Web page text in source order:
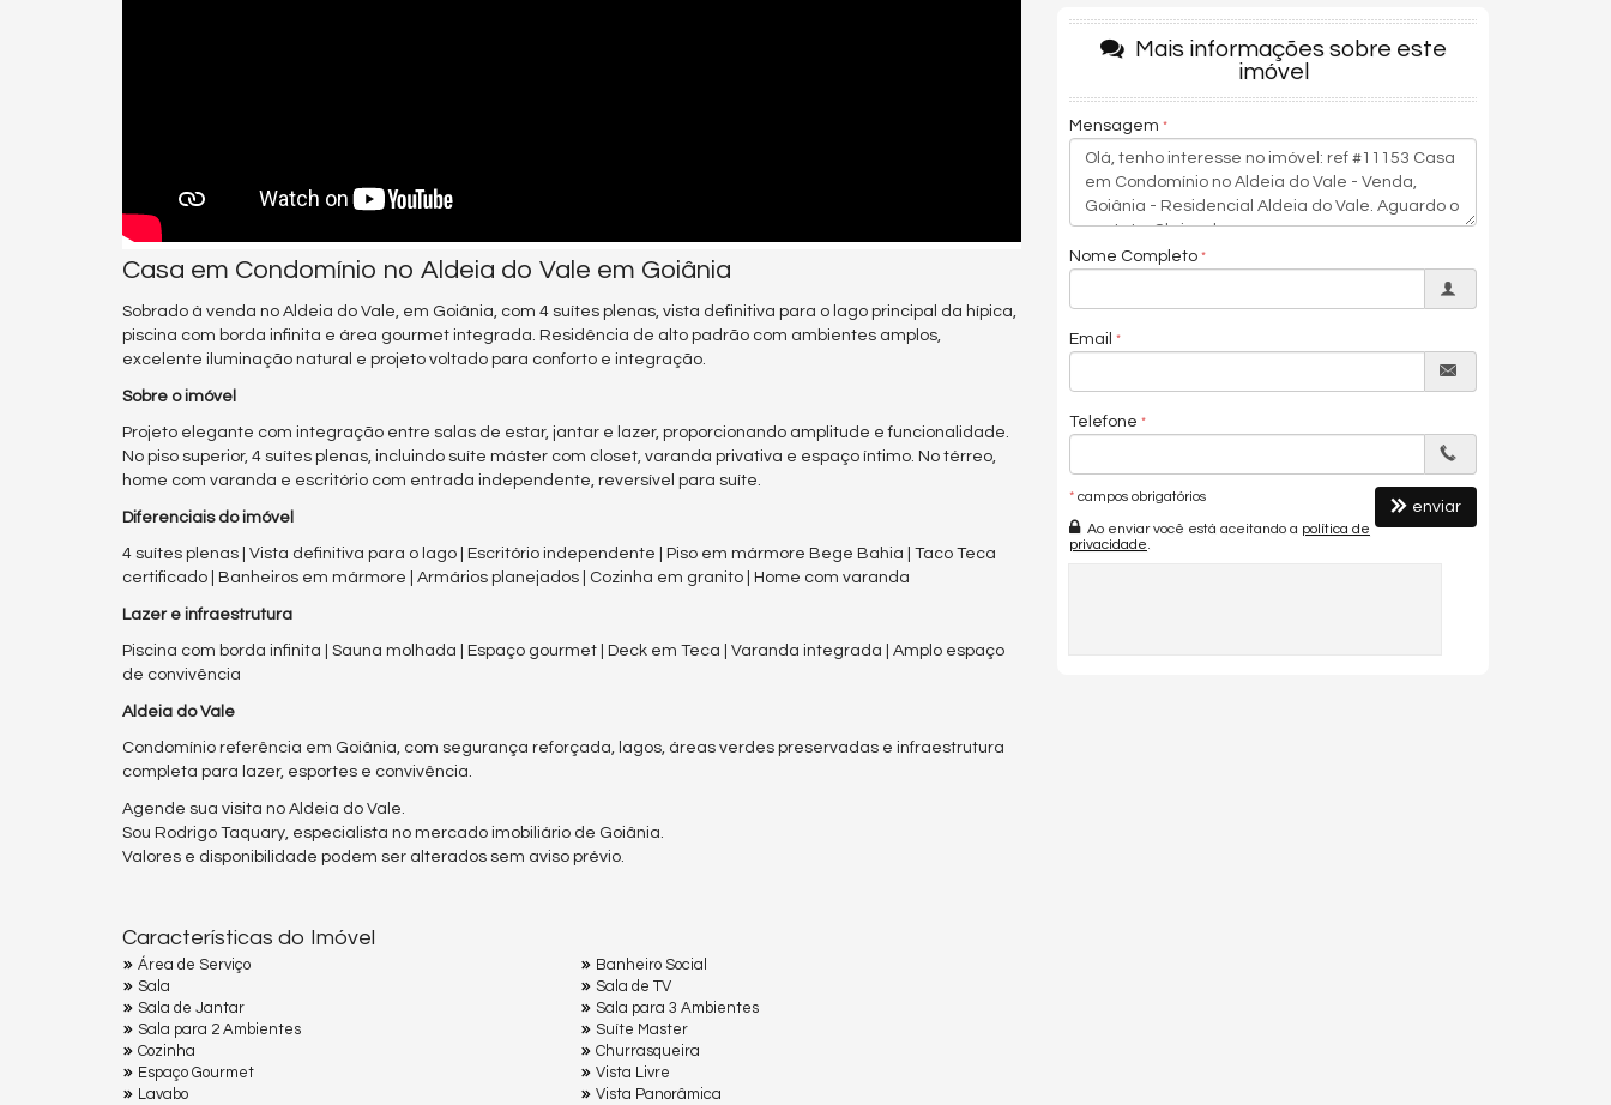
Casa em Condomínio no Aldeia do Vale em Goiânia
Sobrado à venda no Aldeia do Vale, em Goiânia, com 4 suítes plenas, vista definitiva para o lago principal da hípica,
piscina com borda infinita e área gourmet integrada. Residência de alto padrão com ambientes amplos,
excelente iluminação natural e projeto voltado para conforto e integração.
Sobre o imóvel
Projeto elegante com integração entre salas de estar, jantar e lazer, proporcionando amplitude e funcionalidade.
No piso superior, 4 suítes plenas, incluindo suíte máster com closet, varanda privativa e espaço íntimo. No térreo,
home com varanda e escritório com entrada independente, reversível para suíte.
Diferenciais do imóvel
4 suítes plenas | Vista definitiva para o lago | Escritório independente | Piso em mármore Bege Bahia | Taco Teca
certificado | Banheiros em mármore | Armários planejados | Cozinha em granito | Home com varanda
Lazer e infraestrutura
Piscina com borda infinita | Sauna molhada | Espaço gourmet | Deck em Teca | Varanda integrada | Amplo espaço
de convivência
Aldeia do Vale
Condomínio referência em Goiânia, com segurança reforçada, lagos, áreas verdes preservadas e infraestrutura
completa para lazer, esportes e convivência.
Agende sua visita no Aldeia do Vale.
Sou Rodrigo Taquary, especialista no mercado imobiliário de Goiânia.
Valores e disponibilidade podem ser alterados sem aviso prévio.
Características do Imóvel
Área de Serviço
Sala
Sala de Jantar
Sala para 2 Ambientes
Cozinha
Espaço Gourmet
Lavabo
Banheiro Social
Sala de TV
Sala para 3 Ambientes
Suíte Master
Churrasqueira
Vista Livre
Vista Panorâmica
Mais informações sobre este
imóvel
Mensagem
Nome Completo
Email
Telefone
* campos obrigatórios
Ao enviar você está aceitando a política de
privacidade
enviar